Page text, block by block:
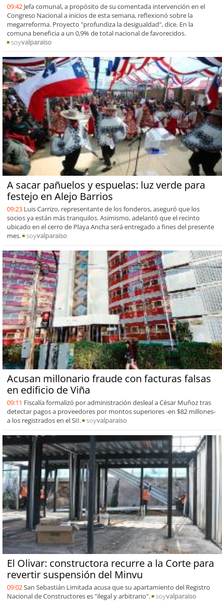
09:42 Jefa comunal, a propósito de su comentada intervención en el
Congreso Nacional a inicios de esta semana, reflexionó sobre la
megarreforma. Proyecto "profundiza la desigualdad", dice. En la
comuna beneficia a un 0,9% de total nacional de favorecidos.
soyvalparaiso
A sacar pañuelos y espuelas: luz verde para
festejo en Alejo Barrios
09:23 Luis Carrizo, representante de los fonderos, aseguró que los
socios ya están más tranquilos. Asimismo, adelantó que el recinto
ubicado en el cerro de Playa Ancha será entregado a fines del presente
mes.
soyvalparaiso
Acusan millonario fraude con facturas falsas
en edificio de Viña
09:11 Fiscalía formalizó por administración desleal a César Muñoz tras
detectar pagos a proveedores por montos superiores -en $82 millones-
a los registrados en el SII.
soyvalparaiso
El Olivar: constructora recurre a la Corte para
revertir suspensión del Minvu
09:02San Sebastián Limitada acusa que su apartamiento del Registro
Nacional de Constructores es "ilegal y arbitrario".
soyvalparaiso